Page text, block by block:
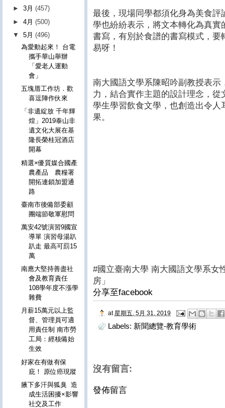
最後，現場同學都須化身為美食
學也紛紛表示，將文本轉化為真
書寫，有別於食譜的書寫模式，
易呀！
南大國語文學系陳昭吟副教授表
力，結合實作主題的設計理念，
學生學習飲食文學，也創造出令
果。
#國立臺南大學 南大國語文學系女
房」
分享至facebook
at 星期五, 5月 31, 2019
Labels: 新聞總覽-教育學術
沒有留言:
發佈留言
►3月(457)
►4月(500)
▼5月(496)
為愛動起來！ 台電
攜手華山舉辦
「愛老人運動
會」
五塊厝工作坊．歡
喜逗陣作伙來
「非遺綻放 千年輝
煌」2019泰山非
遺文化大展在基
隆長榮桂冠酒店
開幕
精選×優質媒合國產
農產品 農糧署
開拓連鎖加盟通
路
臺南市後備部委顧
團端節敬軍慰問
萬安42號演習9國宣
導單 演習母湯趴
趴走 最高可罰15
萬
南應大堅持善盡社
會及教育責任
108學年度不漲學
雜費
月薪15萬元以上監
督、管理員可適
用責任制 南市勞
工局：經核備始
生效
好家在有做有保
庇！ 原位癌現蹤
腋下多汗與狐臭 造
成生活困擾×影響
社交及工作